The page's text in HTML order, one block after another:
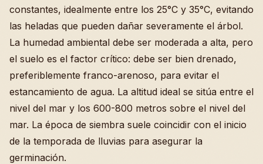
constantes, idealmente entre los 25°C y 35°C, evitando
las heladas que pueden dañar severamente el árbol.
La humedad ambiental debe ser moderada a alta, pero
el suelo es el factor crítico: debe ser bien drenado,
preferiblemente franco-arenoso, para evitar el
estancamiento de agua. La altitud ideal se sitúa entre el
nivel del mar y los 600-800 metros sobre el nivel del
mar. La época de siembra suele coincidir con el inicio
de la temporada de lluvias para asegurar la
germinación.